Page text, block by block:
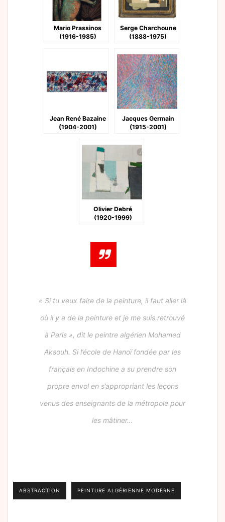
Mario Prassinos
(1916-1985)
Serge Charchoune
(1888-1975)
Jean René Bazaine
(1904-2001)
Jacques Germain
(1915-2001)
Olivier Debré
(1920-1999)
« Si tu veux faire de la peinture, il faut aller là
où il y a de la peinture et je me suis retrouvé
à Paris », dit le peintre algérien Mohamed
Aksouh. Si l’école de Hanoï fondée par les
français en Indochine a su prendre son
propre envol en s’appropriant les leçons
venus des enseignants de la métropole pour
les mâtiner…
ABSTRACTION PEINTURE ALGÉRIENNE MODERNE